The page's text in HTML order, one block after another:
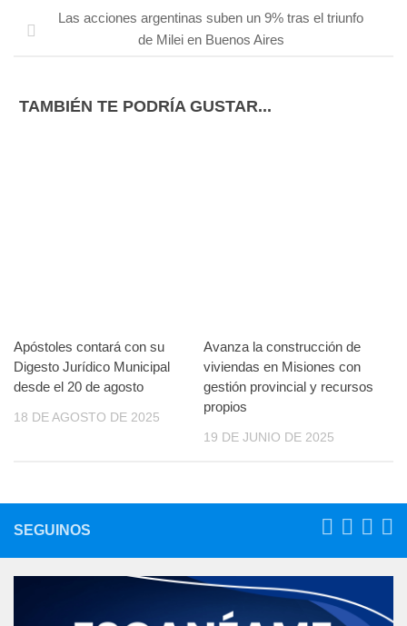
Las acciones argentinas suben un 9% tras el triunfo
de Milei en Buenos Aires
TAMBIÉN TE PODRÍA GUSTAR...
Apóstoles contará con su
Digesto Jurídico Municipal
desde el 20 de agosto
18 DE AGOSTO DE 2025
Avanza la construcción de
viviendas en Misiones con
gestión provincial y recursos
propios
19 DE JUNIO DE 2025
SEGUINOS